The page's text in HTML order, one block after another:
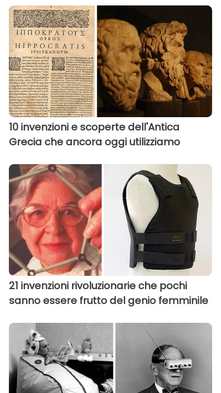
10 invenzioni e scoperte dell'Antica
Grecia che ancora oggi utilizziamo
21 invenzioni rivoluzionarie che pochi
sanno essere frutto del genio femminile